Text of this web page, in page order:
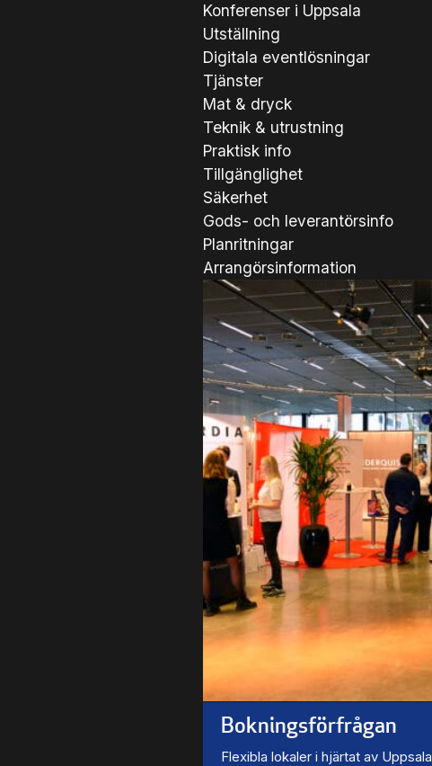
Konferenser i Uppsala
Utställning
Digitala eventlösningar
Tjänster
Mat & dryck
Teknik & utrustning
Praktisk info
Tillgänglighet
Säkerhet
Gods- och leverantörsinfo
Planritningar
Arrangörsinformation
Bokningsförfrågan
Flexibla lokaler i hjärtat av Uppsala